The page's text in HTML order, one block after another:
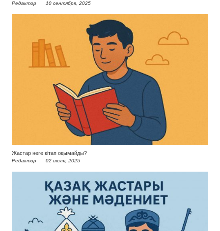
Редактор 10 сентября, 2025
Жастар неге кітап оқымайды?
Редактор 02 июля, 2025